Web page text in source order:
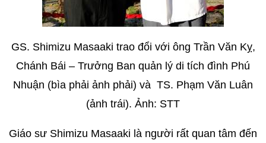
GS. Shimizu Masaaki trao đổi với ông Trần Văn Kỵ,
Chánh Bái – Trưởng Ban quản lý di tích đình Phú
Nhuận (bìa phải ảnh phải) và TS. Phạm Văn Luân
(ảnh trái). Ảnh: STT
Giáo sư Shimizu Masaaki là người rất quan tâm đến